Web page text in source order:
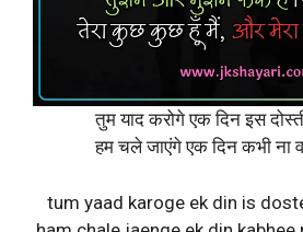
तुम याद करोगे एक दिन इस
हम चले जाएंगे एक दिन कभी ना
tum yaad karoge ek din is